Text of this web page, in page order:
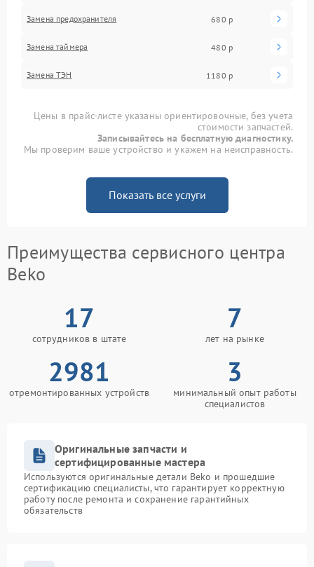
Замена предохранителя 680 р
Замена таймера 480 р
Замена ТЭН 1180 р
Цены в прайс-листе указаны ориентировочные, без учета
стоимости запчастей.
Записывайтесь на бесплатную диагностику.
Мы проверим ваше устройство и укажем на неисправность.
Показать все услуги
Преимущества сервисного центра
Beko
17
сотрудников в штате
7
лет на рынке
2981
отремонтированных устройств
3
минимальный опыт работы
специалистов
Оригинальные запчасти и
сертифицированные мастера
Используются оригинальные детали Beko и прошедшие
сертификацию специалисты, что гарантирует корректную
работу после ремонта и сохранение гарантийных
обязательств